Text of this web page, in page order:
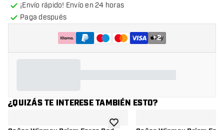
¡Envío rápido! Envío en 24 horas
Paga después
+2
¿QUIZÁS TE INTERESE TAMBIÉN ESTO?
añadir a la lista de deseos